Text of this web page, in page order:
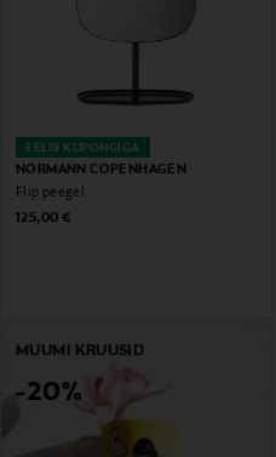
EELIS KUPONGIGA
NORMANN COPENHAGEN
Flip peegel
Original Price
125,00 €
MUUMI KRUUSID
-20%